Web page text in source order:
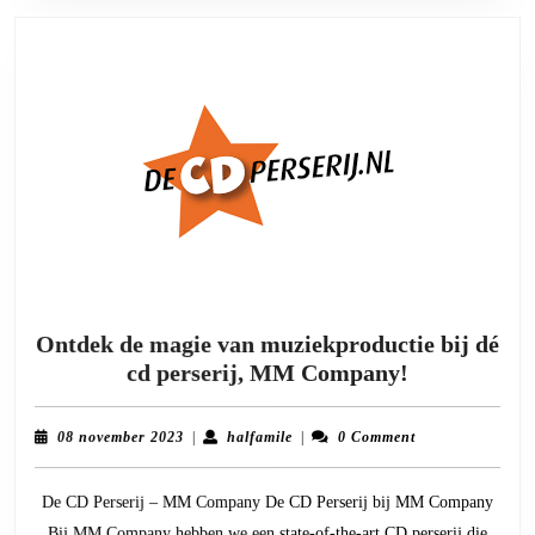
Ontdek de magie van muziekproductie bij dé
cd perserij, MM Company!
de
magie
bij
08 november 2023 08| halfamilehalfamile
| 0 Comment
De CD Perserij – MM Company De CD Perserij bij MM Company